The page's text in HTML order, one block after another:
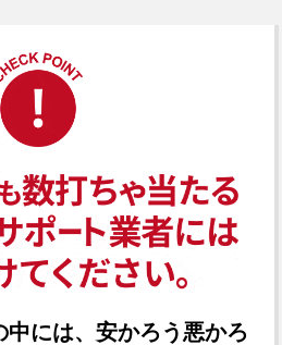
には、安かろう悪かろ